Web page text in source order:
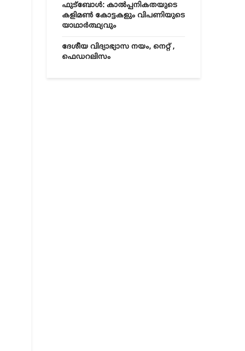
ഫുട്ബോൾ: കാൽപ്പനികതയുടെ
കളിമൺ കോട്ടകളും വിപണിയുടെ
യാഥാർത്ഥ്യവും
ദേശീയ വിദ്യാഭ്യാസ നയം, നെറ്റ് ,
ഫെഡറലിസം